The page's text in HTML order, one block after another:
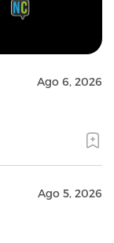
Ago 6, 2026
Ago 5, 2026